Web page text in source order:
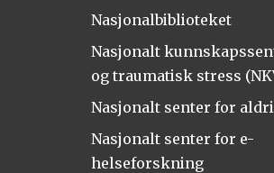
Nasjonalbiblioteket
Nasjonalt
og traumatisk stress
Nasjonalt senter for
Nasjonalt senter for e-
helseforskning